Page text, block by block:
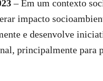
– Em um contexto
impacto
e desenvolve
principalmente para